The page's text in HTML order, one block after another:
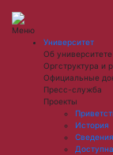
Меню
Университет
Об университете
Оргструктура и
Официальные
Пресс-служба
Проекты
История